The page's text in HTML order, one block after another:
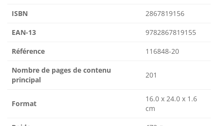
ISBN 2867819156
EAN-13 9782867819155
Référence 116848-20
Nombre de pages de contenu
principal
201
Format
16.0 x 24.0 x 1.6
cm